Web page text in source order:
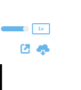
Use
Up/Down
1x